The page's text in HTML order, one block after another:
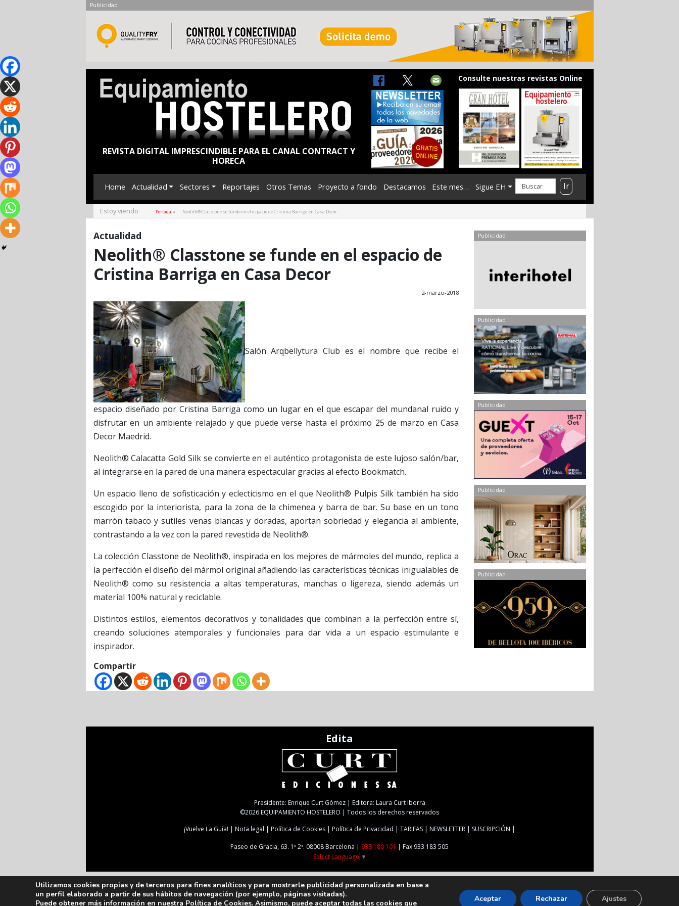
Publicidad
REVISTA DIGITAL IMPRESCINDIBLE PARA EL CANAL CONTRACT Y
HORECA
Consulte nuestras revistas Online
Home Actualidad Sectores Reportajes Otros Temas Proyecto a fondo Destacamos Este mes… Sigue EH Ir
Estoy viendo Portada » Neolith® Classtone se funde en el espacio de Cristina Barriga en Casa Decor
Actualidad
Neolith® Classtone se funde en el espacio de
Cristina Barriga en Casa Decor
2-marzo-2018
Salón Arqbellytura Club es el nombre que recibe el
espacio diseñado por Cristina Barriga como un lugar en el que escapar del mundanal ruido y
disfrutar en un ambiente relajado y que puede verse hasta el próximo 25 de marzo en Casa
Decor Maedrid.
Neolith® Calacatta Gold Silk se convierte en el auténtico protagonista de este lujoso salón/bar,
al integrarse en la pared de una manera espectacular gracias al efecto Bookmatch.
Un espacio lleno de sofisticación y eclecticismo en el que Neolith® Pulpis Silk también ha sido
escogido por la interiorista, para la zona de la chimenea y barra de bar. Su base en un tono
marrón tabaco y sutiles venas blancas y doradas, aportan sobriedad y elegancia al ambiente,
contrastando a la vez con la pared revestida de Neolith®.
La colección Classtone de Neolith®, inspirada en los mejores de mármoles del mundo, replica a
la perfección el diseño del mármol original añadiendo las características técnicas inigualables de
Neolith® como su resistencia a altas temperaturas, manchas o ligereza, siendo además un
material 100% natural y reciclable.
Distintos estilos, elementos decorativos y tonalidades que combinan a la perfección entre sí,
creando soluciones atemporales y funcionales para dar vida a un espacio estimulante e
inspirador.
Compartir
Publicidad
Publicidad
Publicidad
Publicidad
Publicidad
Edita
Presidente: Enrique Curt Gómez | Editora: Laura Curt Iborra
©2026 EQUIPAMIENTO HOSTELERO | Todos los derechos reservados
¡Vuelve La Guía!
Nota legal Política de Cookies Política de Privacidad TARIFAS NEWSLETTER SUSCRIPCIÓN
Paseo de Gracia, 63. 1º 2ª. 08008 Barcelona | 933 180 101 | Fax 933 183 505
Select Language ▼
Utilizamos cookies propias y de terceros para fines analíticos y para mostrarle publicidad personalizada en base a
un perfil elaborado a partir de sus hábitos de navegación (por ejemplo, páginas visitadas).
Puede obtener más información en nuestra Política de Cookies. Asimismo, puede aceptar todas las cookies que Aceptar Rechazar Ajustes